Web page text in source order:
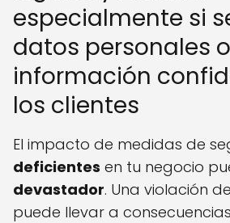
especialmente si
datos personales o
información
los clientes
El impacto de medidas de
deficientes en tu negocio
devastador. Una violación
puede llevar a consecuencias